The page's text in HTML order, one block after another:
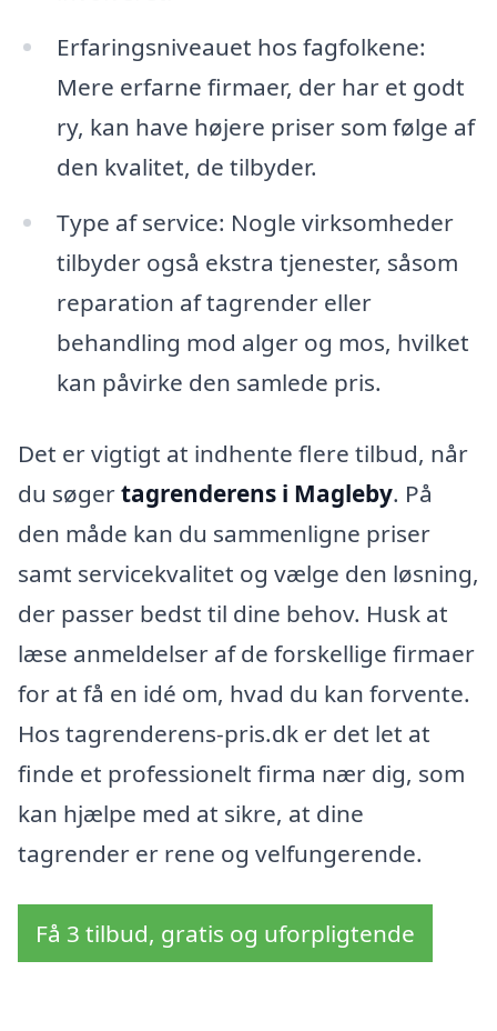
Erfaringsniveauet hos fagfolkene:
Mere erfarne firmaer, der har et godt
ry, kan have højere priser som følge af
den kvalitet, de tilbyder.
Type af service: Nogle virksomheder
tilbyder også ekstra tjenester, såsom
reparation af tagrender eller
behandling mod alger og mos, hvilket
kan påvirke den samlede pris.
Det er vigtigt at indhente flere tilbud, når
du søgertagrenderens i Magleby. På
den måde kan du sammenligne priser
samt servicekvalitet og vælge den løsning,
der passer bedst til dine behov. Husk at
læse anmeldelser af de forskellige firmaer
for at få en idé om, hvad du kan forvente.
Hos tagrenderens-pris.dk er det let at
finde et professionelt firma nær dig, som
kan hjælpe med at sikre, at dine
tagrender er rene og velfungerende.
Få 3 tilbud, gratis og uforpligtende